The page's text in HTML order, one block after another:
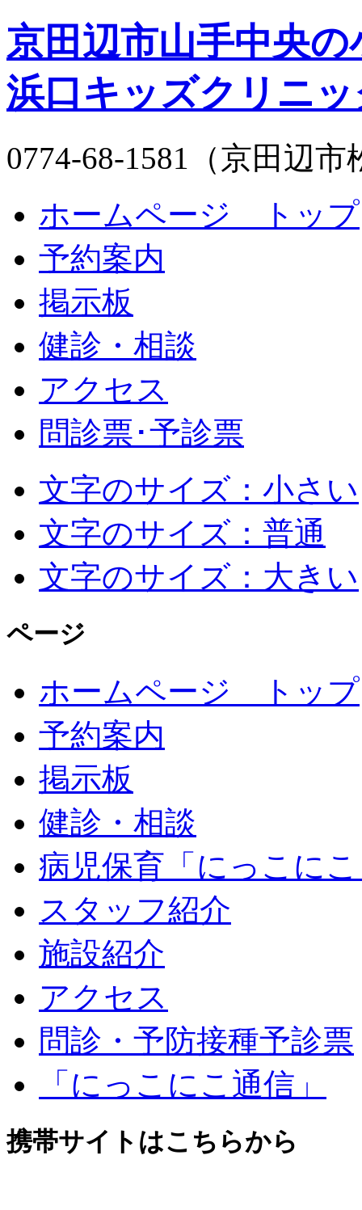
京田辺市山手中央
浜口キッズクリニ
0774-68-1581（京田辺
ホームページ トップ
予約案内
掲示板
健診・相談
アクセス
問診票･予診票
文字のサイズ：小さい
文字のサイズ：普通
文字のサイズ：大きい
ページ
ホームページ トップ
予約案内
掲示板
健診・相談
病児保育「にっこに
スタッフ紹介
施設紹介
アクセス
問診・予防接種予診票
「にっこにこ通信」
携帯サイトはこちらから